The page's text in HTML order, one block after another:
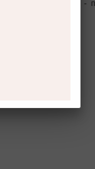
нашего гостя -